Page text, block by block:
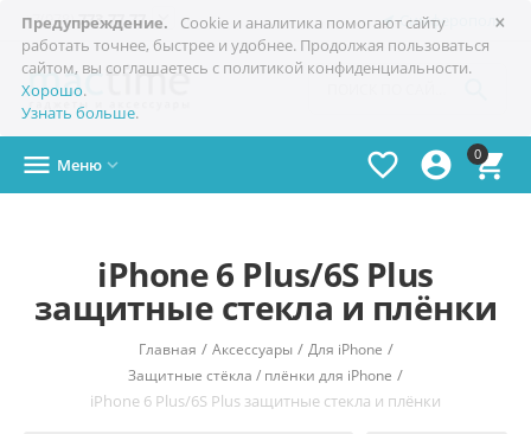
×
Предупреждение.
Cookie и аналитика помогают сайту
работать точнее, быстрее и удобнее. Продолжая пользоваться
сайтом, вы соглашаетесь с политикой конфиденциальности.
Хорошо.
Узнать больше.
Симферополь
+7(978)773-77-77 
0



 Меню 
iPhone 6 Plus/6S Plus
защитные стекла и плёнки
Главная / Аксессуары / Для iPhone /
Защитные стёкла / плёнки для iPhone /
iPhone 6 Plus/6S Plus защитные стекла и плёнки